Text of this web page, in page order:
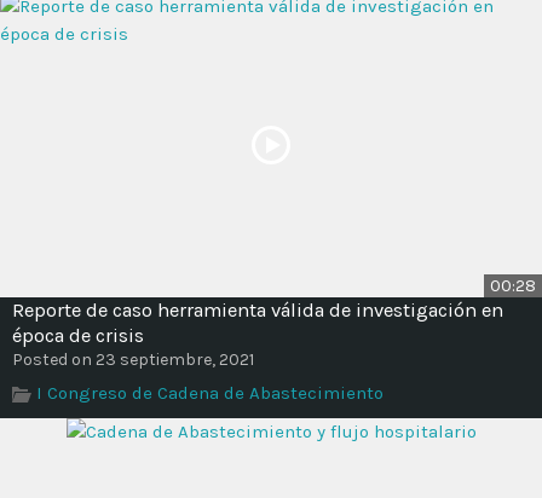
00:28
Reporte de caso herramienta válida de investigación en
época de crisis
Posted on 23 septiembre, 2021
I Congreso de Cadena de Abastecimiento